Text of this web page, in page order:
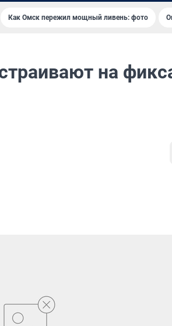
Как Омск пережил мощный ливень: фото
на